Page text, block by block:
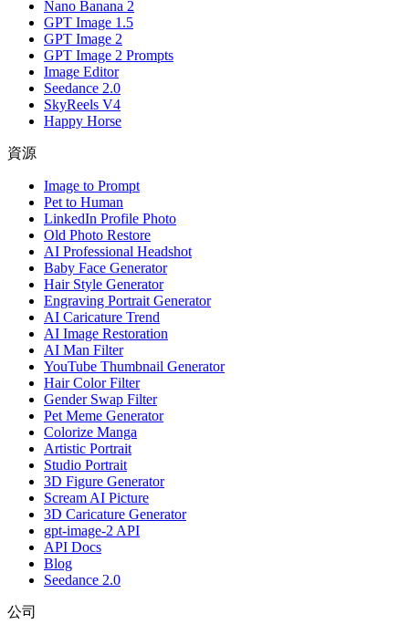
Nano Banana 2
GPT Image 1.5
GPT Image 2
GPT Image 2 Prompts
Image Editor
Seedance 2.0
SkyReels V4
Happy Horse
資源
Image to Prompt
Pet to Human
LinkedIn Profile Photo
Old Photo Restore
AI Professional Headshot
Baby Face Generator
Hair Style Generator
Engraving Portrait Generator
AI Caricature Trend
AI Image Restoration
AI Man Filter
YouTube Thumbnail Generator
Hair Color Filter
Gender Swap Filter
Pet Meme Generator
Colorize Manga
Artistic Portrait
Studio Portrait
3D Figure Generator
Scream AI Picture
3D Caricature Generator
gpt-image-2 API
API Docs
Blog
Seedance 2.0
公司